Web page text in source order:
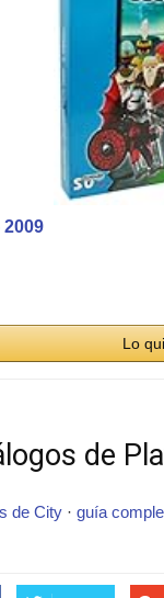
Lo
de
de City · guía